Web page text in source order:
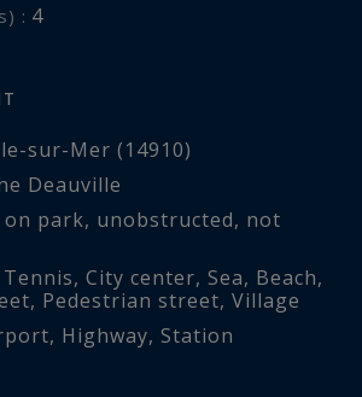
: 4
sur-Mer (14910)
Deauville
on park, unobstructed, not
Tennis, City center, Sea, Beach,
, Pedestrian street, Village
, Highway, Station